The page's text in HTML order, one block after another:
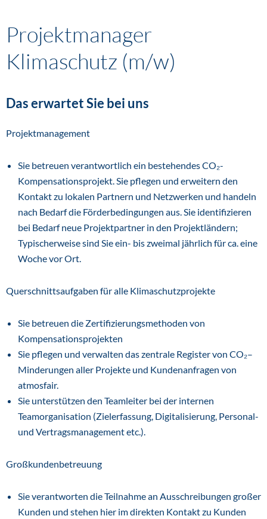
Projektmanager
Klimaschutz (m/w)
Das erwartet Sie bei uns
Projektmanagement
Sie betreuen verantwortlich ein bestehendes CO₂-
Kompensationsprojekt. Sie pflegen und erweitern den
Kontakt zu lokalen Partnern und Netzwerken und handeln
nach Bedarf die Förderbedingungen aus. Sie identifizieren
bei Bedarf neue Projektpartner in den Projektländern;
Typischerweise sind Sie ein- bis zweimal jährlich für ca. eine
Woche vor Ort.
Querschnittsaufgaben für alle Klimaschutzprojekte
Sie betreuen die Zertifizierungsmethoden von
Kompensationsprojekten
Sie pflegen und verwalten das zentrale Register von CO₂–
Minderungen aller Projekte und Kundenanfragen von
atmosfair.
Sie unterstützen den Teamleiter bei der internen
Teamorganisation (Zielerfassung, Digitalisierung, Personal-
und Vertragsmanagement etc.).
Großkundenbetreuung
Sie verantworten die Teilnahme an Ausschreibungen großer
Kunden und stehen hier im direkten Kontakt zu Kunden